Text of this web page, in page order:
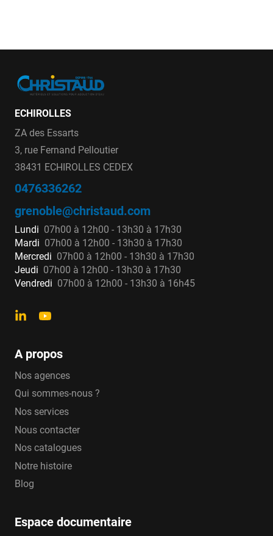
ECHIROLLES
ZA des Essarts
3, rue Fernand Pelloutier
38431 ECHIROLLES CEDEX
0476336262
grenoble@christaud.com
Lundi 07h00 à 12h00 - 13h30 à 17h30
Mardi 07h00 à 12h00 - 13h30 à 17h30
Mercredi 07h00 à 12h00 - 13h30 à 17h30
Jeudi 07h00 à 12h00 - 13h30 à 17h30
Vendredi 07h00 à 12h00 - 13h30 à 16h45
A propos
Nos agences
Qui sommes-nous ?
Nos services
Nous contacter
Nos catalogues
Notre histoire
Blog
Espace documentaire